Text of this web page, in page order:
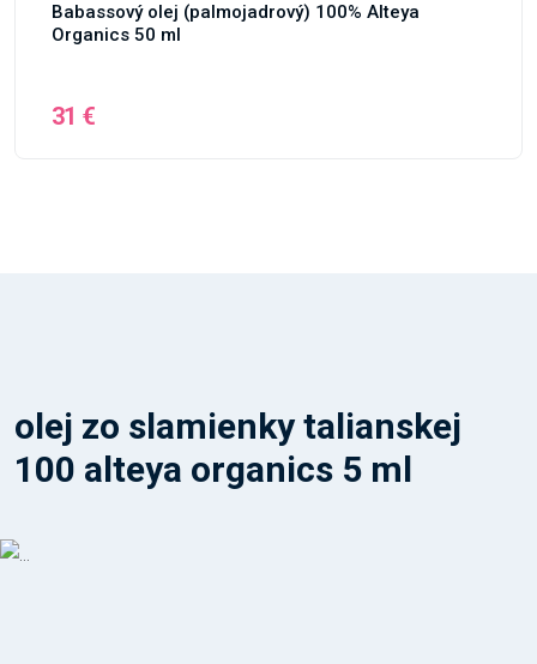
Babassový olej (palmojadrový) 100% Alteya
Organics 50 ml
31 €
olej zo slamienky talianskej
100 alteya organics 5 ml